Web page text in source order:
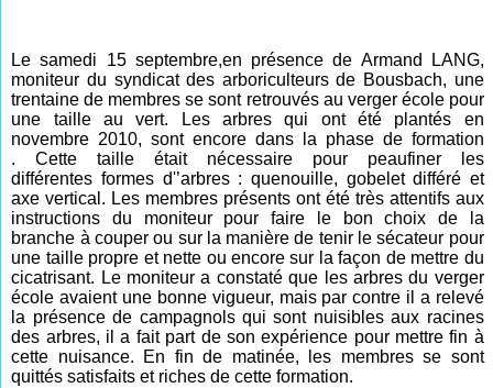
Le samedi 15 septembre,en présence de Armand LANG,
moniteur du syndicat des arboriculteurs de Bousbach, une
trentaine de membres se sont retrouvés au verger école pour
une taille au vert.
Les arbres qui ont été p lantés en
novembre 2010,sont encore dans la phase de formation
.
Cette taille était nécessaire pour peaufiner les
différentes formes d'’arbres : quenouille, gobelet différé et
axe vertical. Les membres présents ont été très attentifs aux
instructions du moniteur pour faire le bon choix de la
branche à couper ou sur la manière de tenir le sécateur pour
une taille propre et nette ou encore sur la façon de mettre du
cicatrisant. Le moniteur a constaté que les arbres du verger
école avaient une bonne vigueur, mais par contre il a relevé
la présence de campagnols qui sont nuisibles aux racines
des arbres, il a fait part de son expérience pour mettre fin à
cette nuisance. En fin de matinée, les membres se sont
quittés satisfaits et riches de cette formation.